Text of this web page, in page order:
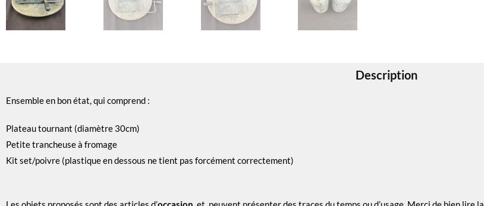
Description
Ensemble en bon état, qui comprend :
Plateau tournant (diamètre 30cm)
Petite trancheuse à fromage
Kit set/poivre (plastique en dessous ne tient pas forcément correctement)